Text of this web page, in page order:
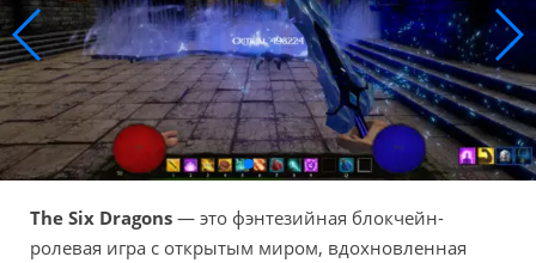
The Six Dragons — это фэнтезийная блокчейн-
ролевая игра с открытым миром, вдохновленная